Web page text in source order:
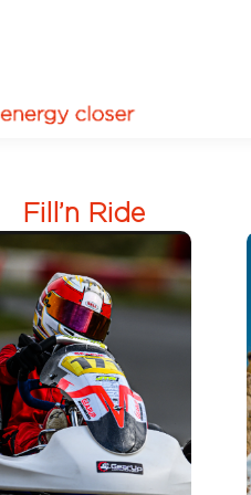
Fill’n Ride
Fill’n Ride, la
gamme pour
les
sports mécaniques
de Pegase
Energies :
motonautisme, jet
ski, circuit de
karting, rallye